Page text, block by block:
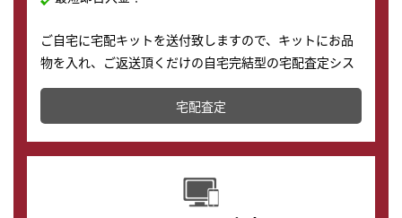
ご自宅に宅配キットを送付致しますので、キットにお品
物を入れ、ご返送頂くだけの自宅完結型の宅配査定シス
テムです。
配送でも簡単&安全に査定・買取に出すことが可能で
す。
宅配査定